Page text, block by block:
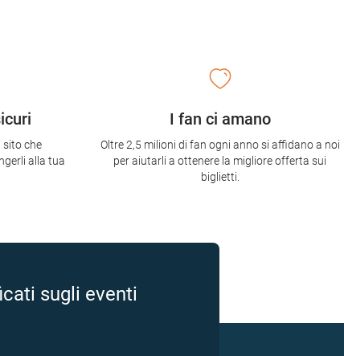
sito che
alla tua
I fan ci amano
Oltre 2,5 milioni di fan ogni anno si affidano a noi
per aiutarli a ottenere la migliore offerta sui
biglietti.
sugli eventi